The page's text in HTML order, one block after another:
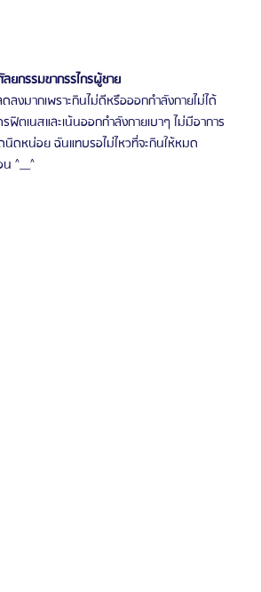
กรรมขากรรไกรผู้ชาย
ลงมากเพราะกินไม่ดีหรือออกกำลังกายไม่ได้
ตเนสและเน้นออกกำลังกายเบาๆ ไม่มีอาการ
ดหน่อย ฉันแทบรอไม่ไหวที่จะกินให้หมด
^__^​